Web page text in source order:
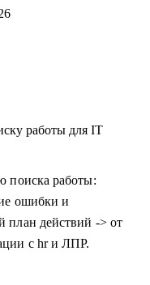
работы для IT
поиска работы:
ошибки и
действий -> от
с hr и ЛПР.